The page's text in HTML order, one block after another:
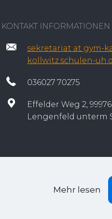
KONTAKT INFORMATIONEN
sekretariat at gym-
kollwitz.schulen-
036027 70275
Effelder Weg 2, 99976
Lengenfeld unterm
Mehr lesen